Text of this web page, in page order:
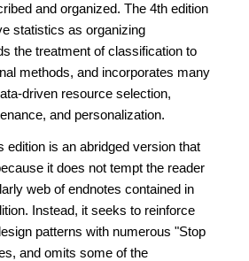
and organized. The 4th edition
statistics as organizing
the treatment of classification to
methods, and incorporates many
driven resource selection,
and personalization.
edition is an abridged version that
it does not tempt the reader
web of endnotes contained in
Instead, it seeks to reinforce
patterns with numerous "Stop
and omits some of the